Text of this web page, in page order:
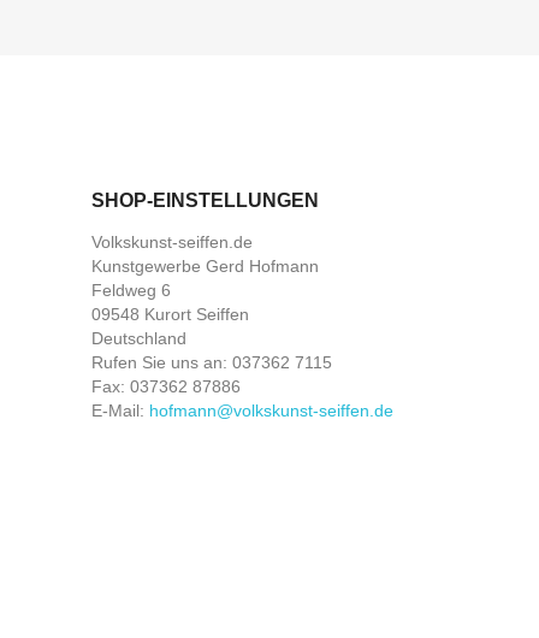
SHOP-EINSTELLUNGEN
Volkskunst-seiffen.de
Kunstgewerbe Gerd Hofmann
Feldweg 6
09548 Kurort Seiffen
Deutschland
Rufen Sie uns an: 037362 7115
Fax: 037362 87886
E-Mail: hofmann@volkskunst-seiffen.de